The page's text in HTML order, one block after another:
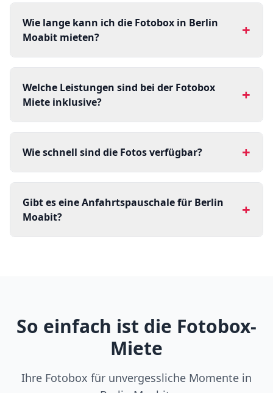
Wie lange kann ich die Fotobox in Berlin
Moabit mieten?
+
Welche Leistungen sind bei der Fotobox
Miete inklusive?
+
Wie schnell sind die Fotos verfügbar? +
Gibt es eine Anfahrtspauschale für Berlin
Moabit?
+
So einfach ist die Fotobox-
Miete
Ihre Fotobox für unvergessliche Momente in